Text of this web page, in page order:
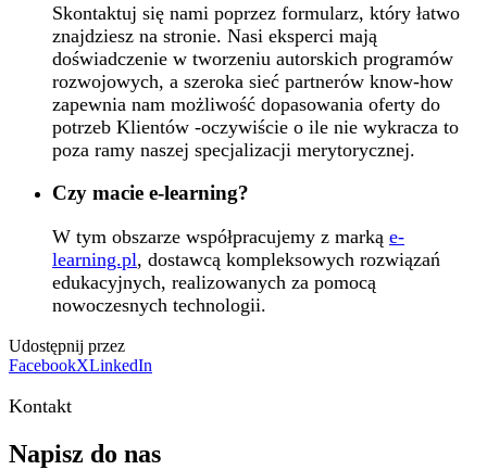
Skontaktuj się nami poprzez formularz, który łatwo
znajdziesz na stronie. Nasi eksperci mają
doświadczenie w tworzeniu autorskich programów
rozwojowych, a szeroka sieć partnerów know-how
zapewnia nam możliwość dopasowania oferty do
potrzeb Klientów -oczywiście o ile nie wykracza to
poza ramy naszej specjalizacji merytorycznej.
Czy macie e-learning?
W tym obszarze współpracujemy z marką e-
learning.pl, dostawcą kompleksowych rozwiązań
edukacyjnych, realizowanych za pomocą
nowoczesnych technologii.
Udostępnij przez
FacebookXLinkedIn
Kontakt
Napisz do nas